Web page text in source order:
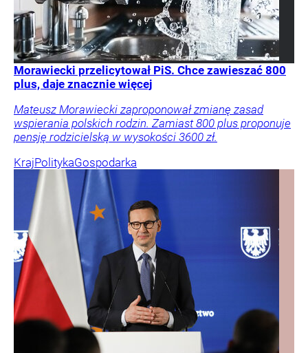
Morawiecki przelicytował PiS. Chce zawieszać 800
plus, daje znacznie więcej
Mateusz Morawiecki zaproponował zmianę zasad
wspierania polskich rodzin. Zamiast 800 plus proponuje
pensję rodzicielską w wysokości 3600 zł.
KrajPolitykaGospodarka